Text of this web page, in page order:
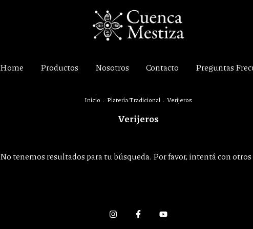
Home Productos Nosotros Contacto Preguntas
Inicio . Platería Tradicional . Verijeros
Verijeros
No tenemos resultados para tu búsqueda. Por favor, intentá con